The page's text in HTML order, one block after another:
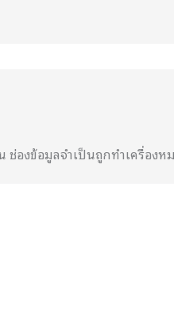
ช่องข้อมูลจำเป็นถูกทำเครื่องห